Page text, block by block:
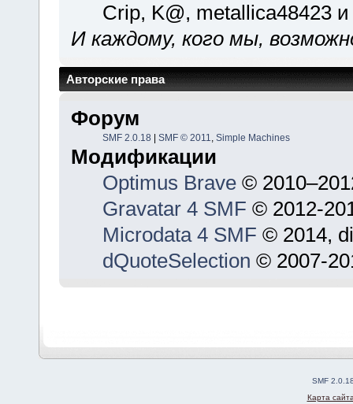
Crip, K@, metallica48423
И каждому, кого мы,
Авторские права
Форум
SMF 2.0.18 | SMF © 2011, Simple Machines
Модификации
Optimus Brave©
Gravatar 4 SMF © 2012-
Microdata 4 SMF © 2014,
dQuoteSelection © 2007-
SMF
Карта